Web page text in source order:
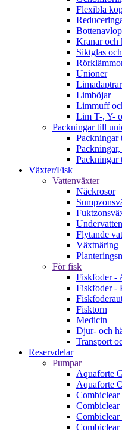
Flexibla
Kranar och
Siktglas
Unioner
Limböjar
Limmuff
Lim T-, Y-
Packningar till
Packningar
Packningar
Växter/Fisk
Vattenväxter
Näckrosor
Flytande
Växtnäring
För fisk
Fiskfoder -
Fiskfoder -
Fisktorn
Medicin
Djur- och
Transport
Reservdelar
Pumpar
Aquaforte
Aquaforte
Combiclear
Combiclear
Combiclear